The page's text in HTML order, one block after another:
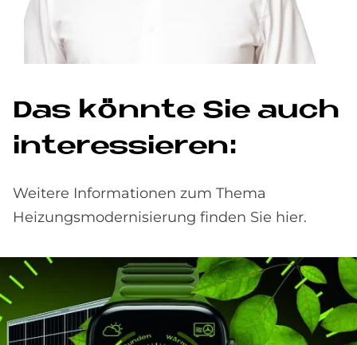
Das könn­te Sie auch
in­ter­es­sie­ren:
Weitere Informationen zum Thema
Heizungsmodernisierung finden Sie hier.